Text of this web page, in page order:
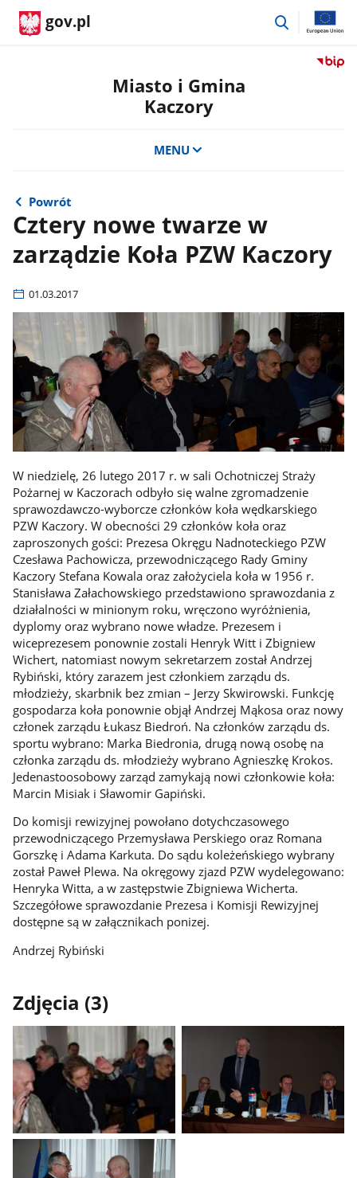
gov.pl
przejdź
Przejdź
Miasto i Gmina
Kaczory
MENU
Powrót
Cztery nowe twarze w
zarządzie Koła PZW Kaczory
01.03.2017
W niedzielę, 26 lutego 2017 r. w sali Ochotniczej Straży
Pożarnej w Kaczorach odbyło się walne zgromadzenie
sprawozdawczo-wyborcze członków koła wędkarskiego
PZW Kaczory. W obecności 29 członków koła oraz
zaproszonych gości: Prezesa Okręgu Nadnoteckiego PZW
Czesława Pachowicza, przewodniczącego Rady Gminy
Kaczory Stefana Kowala oraz założyciela koła w 1956 r.
Stanisława Załachowskiego przedstawiono sprawozdania z
działalności w minionym roku, wręczono wyróżnienia,
dyplomy oraz wybrano nowe władze. Prezesem i
wiceprezesem ponownie zostali Henryk Witt i Zbigniew
Wichert, natomiast nowym sekretarzem został Andrzej
Rybiński, który zarazem jest członkiem zarządu ds.
młodzieży, skarbnik bez zmian – Jerzy Skwirowski. Funkcję
gospodarza koła ponownie objął Andrzej Mąkosa oraz nowy
członek zarządu Łukasz Biedroń. Na członków zarządu ds.
sportu wybrano: Marka Biedronia, drugą nową osobę na
członka zarządu ds. młodzieży wybrano Agnieszkę Krokos.
Jedenastoosobowy zarząd zamykają nowi członkowie koła:
Marcin Misiak i Sławomir Gapiński.
Do komisji rewizyjnej powołano dotychczasowego
przewodniczącego Przemysława Perskiego oraz Romana
Gorszkę i Adama Karkuta. Do sądu koleżeńskiego wybrany
został Paweł Plewa. Na okręgowy zjazd PZW wydelegowano:
Henryka Witta, a w zastępstwie Zbigniewa Wicherta.
Szczegółowe sprawozdanie Prezesa i Komisji Rewizyjnej
dostępne są w załącznikach ponizej.
Andrzej Rybiński
Zdjęcia (3)
Pokaż
zdjęcie